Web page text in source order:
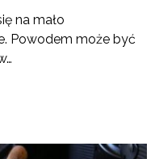
na mało
Powodem może być